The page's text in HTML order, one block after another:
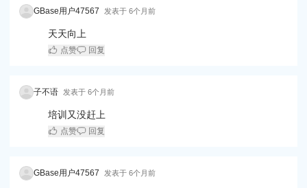
GBase用户47567 发表于 6个月前
天天向上
点赞 回复
子不语 发表于 6个月前
培训又没赶上
点赞 回复
GBase用户47567 发表于 6个月前